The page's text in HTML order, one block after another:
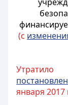
(с
января